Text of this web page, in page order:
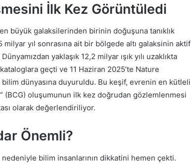
İlk Kez Görüntüledi
büyük galaksilerinden birinin doğuşuna tanıklık
milyar yıl sonrasına ait bir bölgede altı galaksinin aktif
yaklaşık 12,2 milyar ışık yılı uzaklıkta
geçti ve 11 Haziran 2025’te Nature
dünyasına duyuruldu. Bu keşif, evrenin en kütleli
(BCG) oluşumunun ilk kez doğrudan gözlemlenmesi
olarak değerlendiriliyor.
Önemli?
bilim insanlarının dikkatini hemen çekti.